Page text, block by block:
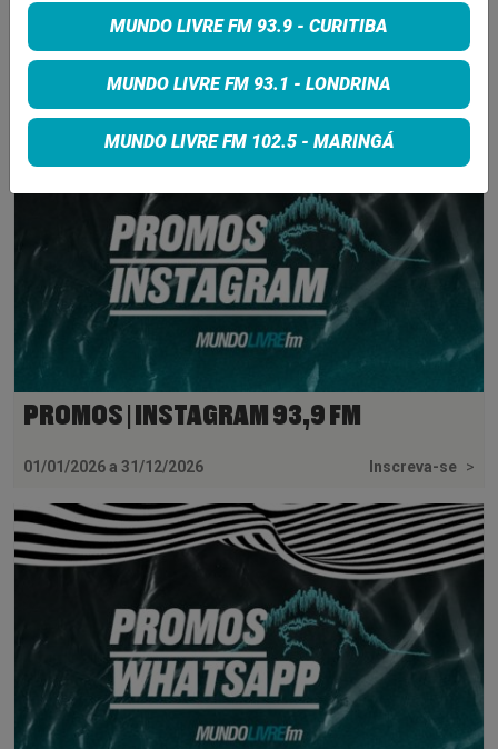
INSCREVA-SE
PROMOS | INSTAGRAM 93,9 FM
01/01/2026 a 31/12/2026 Inscreva-se >
MUNDO LIVRE FM 93.9 - CURITIBA
MUNDO LIVRE FM 93.1 - LONDRINA
MUNDO LIVRE FM 102.5 - MARINGÁ